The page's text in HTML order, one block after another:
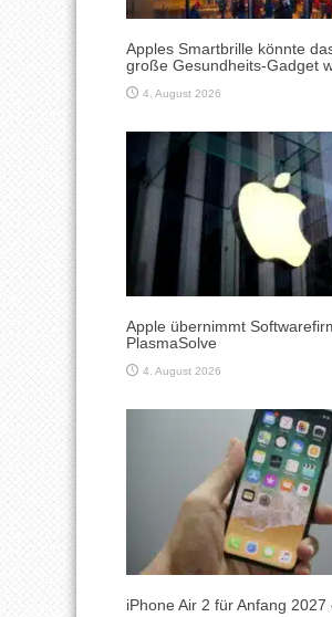
Apples Smartbrille könnte
große Gesundheits-Gadget
4. August 2026
Apple übernimmt
PlasmaSolve
4. August 2026
iPhone Air 2 für Anfang 2027